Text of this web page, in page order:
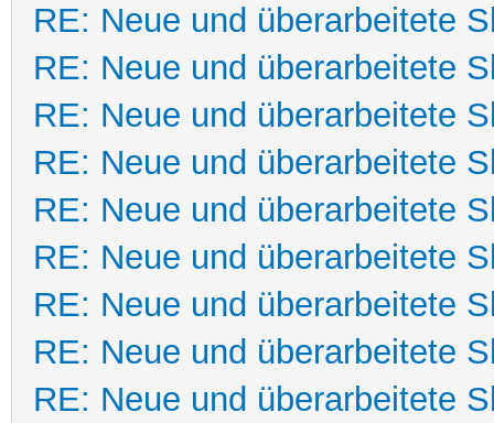
RE: Neue und überarbeitete
RE: Neue und überarbeitete
RE: Neue und überarbeitete
RE: Neue und überarbeitete
RE: Neue und überarbeitete
RE: Neue und überarbeitete
RE: Neue und überarbeitete
RE: Neue und überarbeitete
RE: Neue und überarbeitete